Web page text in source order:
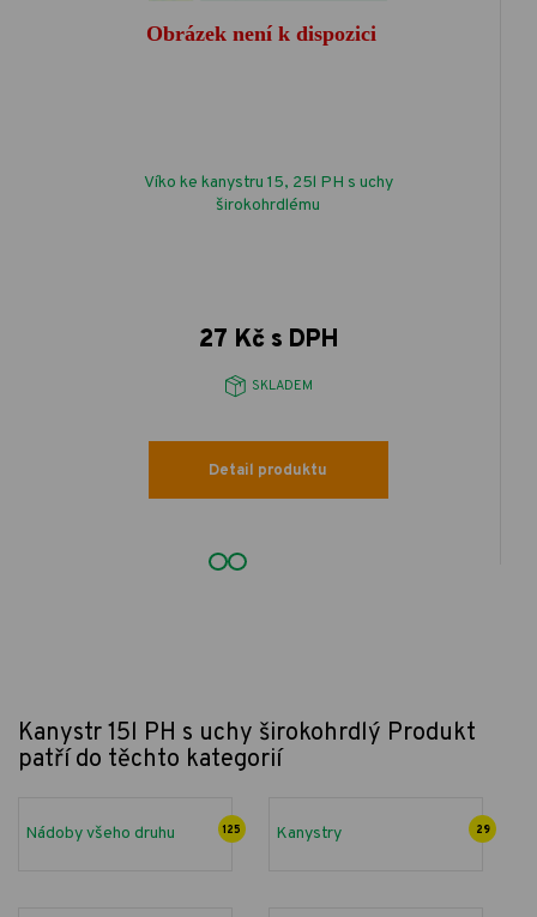
Víko ke kanystru 15, 25l PH s uchy
širokohrdlému
27 Kč s DPH
SKLADEM
Detail produktu
Kanystr 15l PH s uchy širokohrdlý Produkt
patří do těchto kategorií
Nádoby všeho druhu 125 Kanystry 29